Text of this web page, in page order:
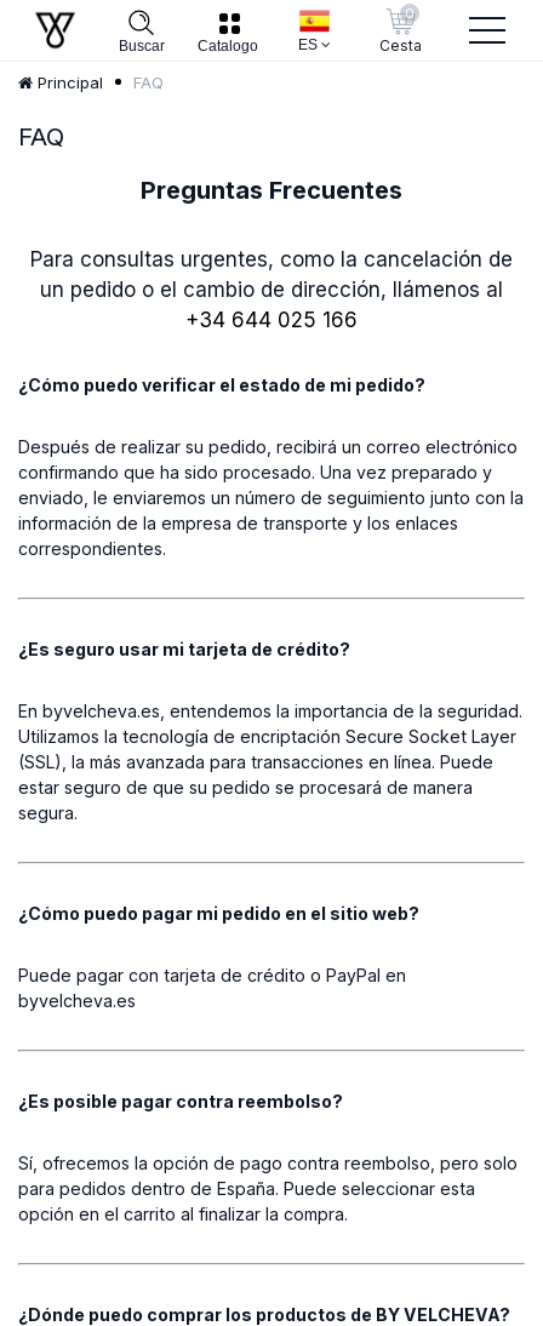
Buscar Catalogo ES
0
Cesta
Principal FAQ
FAQ
Preguntas Frecuentes
Para consultas urgentes, como la cancelación de
un pedido o el cambio de dirección, llámenos al
+34 644 025 166
¿Cómo puedo verificar el estado de mi pedido?
Después de realizar su pedido, recibirá un correo electrónico
confirmando que ha sido procesado. Una vez preparado y
enviado, le enviaremos un número de seguimiento junto con la
información de la empresa de transporte y los enlaces
correspondientes.
¿Es seguro usar mi tarjeta de crédito?
En byvelcheva.es, entendemos la importancia de la seguridad.
Utilizamos la tecnología de encriptación Secure Socket Layer
(SSL), la más avanzada para transacciones en línea. Puede
estar seguro de que su pedido se procesará de manera
segura.
¿Cómo puedo pagar mi pedido en el sitio web?
Puede pagar con tarjeta de crédito o PayPal en
byvelcheva.es
¿Es posible pagar contra reembolso?
Sí, ofrecemos la opción de pago contra reembolso, pero solo
para pedidos dentro de España. Puede seleccionar esta
opción en el carrito al finalizar la compra.
¿Dónde puedo comprar los productos de BY VELCHEVA?